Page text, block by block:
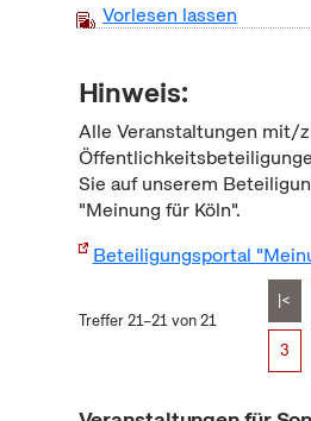
Vorlesen lassen
Hinweis:
Alle Veranstaltungen mit/
Sie auf unserem
"Meinung für Köln".
Beteiligungsportal
Treffer 21–21 von 21
|<
3